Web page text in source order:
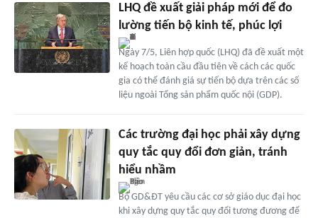
LHQ đề xuất giải pháp mới để đo
lường tiến bộ kinh tế, phúc lợi
Ngày 7/5, Liên hợp quốc (LHQ) đã đề xuất một
kế hoạch toàn cầu đầu tiên về cách các quốc
gia có thể đánh giá sự tiến bộ dựa trên các số
liệu ngoài Tổng sản phẩm quốc nội (GDP).
Các trường đại học phải xây dựng
quy tắc quy đổi đơn giản, tránh
hiểu nhầm
Bộ GD&ĐT yêu cầu các cơ sở giáo dục đại học
khi xây dựng quy tắc quy đổi tương đương để